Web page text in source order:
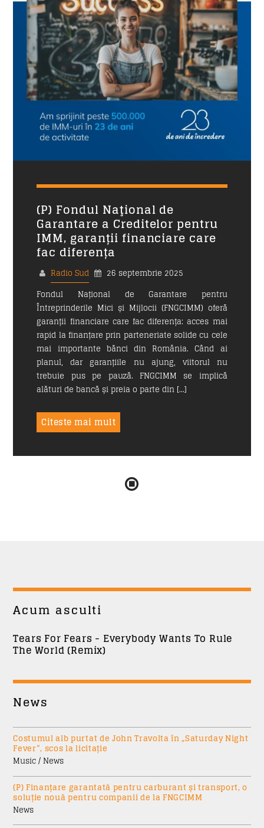
11:00 15:00
Siesta Radio Sud
15:00 19:00
Mituri din sanatate
19:10 20:00
Povestea Serii
20:00 21:00
Formular Contact
Nume*
Email*
Subiect*
Mesaj*
(P) Fondul Naţional de
Garantare a Creditelor pentru
IMM, garanții financiare care
fac diferența
Radio Sud
26 septembrie 2025
Fondul Național de Garantare pentru
Întreprinderile Mici și Mijlocii (FNGCIMM) oferă
garanții financiare care fac diferența: acces mai
rapid la finanțare prin parteneriate solide cu cele
mai importante bănci din România. Când ai
planul, dar garanțiile nu ajung, viitorul nu
trebuie pus pe pauză. FNGCIMM se implică
alături de bancă și preia o parte din […]
Citeste mai mult
Acum asculti
Tears For Fears - Everybody Wants To Rule
The World (Remix)
News
Costumul alb purtat de John Travolta în „Saturday Night
Fever”, scos la licitație
Music / News
(P) Finanțare garantată pentru carburant și transport, o
soluție nouă pentru companii de la FNGCIMM
News